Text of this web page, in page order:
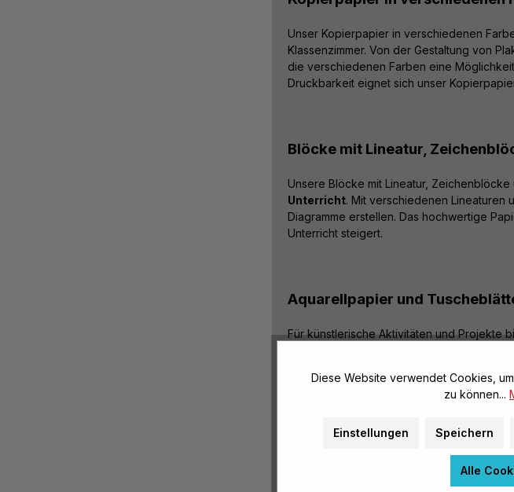
Unser Kopierpapier in verschiedenen
Klassenzimmer. Von der Gestaltung von
die verschiedenen Farben eine
Druckbarkeit eignet sich unser
Blöcke mit Lineatur,
Unsere Blöcke mit Lineatur,
Unterricht. Mit verschiedenen Lineaturen
Diagramme erstellen. Das hochwertige
Unterricht steigert.
Aquarellpapier und
Für künstlerische Aktivitäten und Projekte
mit
und andere Maltechniken aufzunehmen
sind sie ideal für kreative Entfaltung im
Schulhefte in verschiedenen
Unsere Schulhefte in verschiedenen
Diese Website verwendet Cookies,
zu können...
Einstellungen Speichern
Alle